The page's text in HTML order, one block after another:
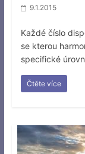
9.1.2015
Každé číslo
se kterou
specifické
Čtěte více